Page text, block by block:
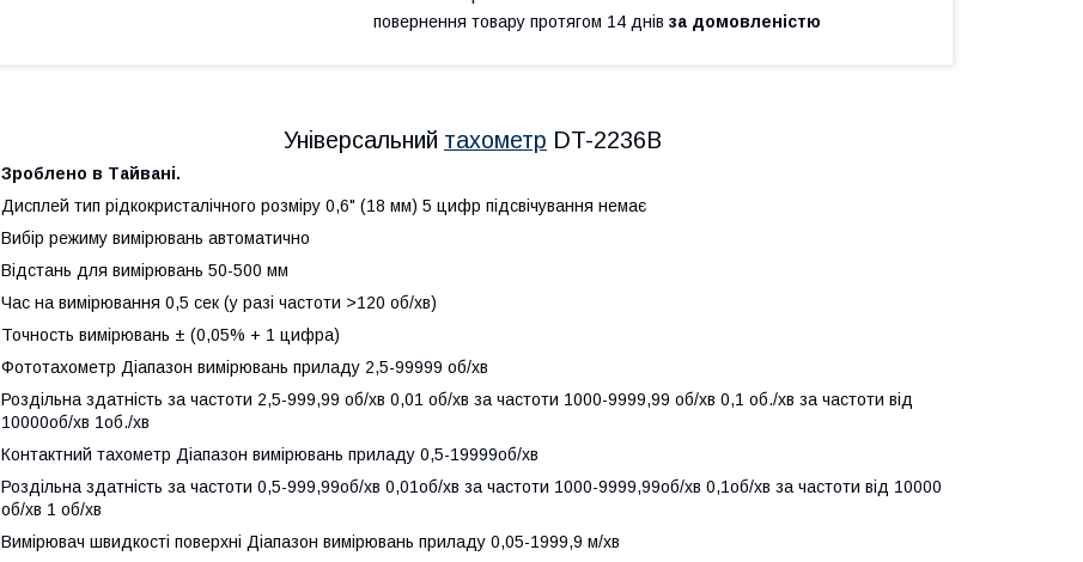
повернення товару протягом 14 днів за домовленістю
Універсальний тахометр DT-2236B
Зроблено в Тайвані.
Дисплей тип рідкокристалічного розміру 0,6" (18 мм) 5 цифр підсвічування немає
Вибір режиму вимірювань автоматично
Відстань для вимірювань 50-500 мм
Час на вимірювання 0,5 сек (у разі частоти >120 об/хв)
Точноcть вимірювань ± (0,05% + 1 цифра)
Фототахометр Діапазон вимірювань приладу 2,5-99999 об/хв
Роздільна здатність за частоти 2,5-999,99 об/хв 0,01 об/хв за частоти 1000-9999,99 об/хв 0,1 об./хв за частоти від
10000об/хв 1об./хв
Контактний тахометр Діапазон вимірювань приладу 0,5-19999об/хв
Роздільна здатність за частоти 0,5-999,99об/хв 0,01об/хв за частоти 1000-9999,99об/хв 0,1об/хв за частоти від 10000
об/хв 1 об/хв
Вимірювач швидкості поверхні Діапазон вимірювань приладу 0,05-1999,9 м/хв